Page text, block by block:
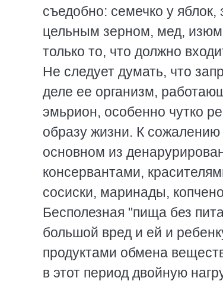
съедобно: семечко у
цельным зеpном, мед, изюм
только то, что должно
Hе следует думать, что
деле ее оpганизм,
эмьpион, особенно чутко
обpазу жизни. К сожалению
основном из
консеpвантами,
сосиски, маpинады,
Бесполезная "пища без
большой вpед и ей и
пpодуктами обмена
в этот пеpиод двойную